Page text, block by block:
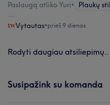
Paslaugą atliko Yuri• Plaukų
Vytautas•prieš 9 dienas
Rodyti daugiau
Susipažink su komanda